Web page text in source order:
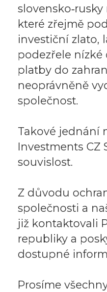
které zřejmě
investiční zlato,
podezřele
platby do
neoprávněně
společnost.
Takové jednání
Investments CZ
souvislost.
Z důvodu
společnosti a
již kontaktovali
republiky a
dostupné
Prosíme